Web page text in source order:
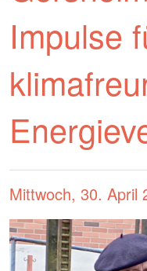
Impulse
Mittwoch, 30. April